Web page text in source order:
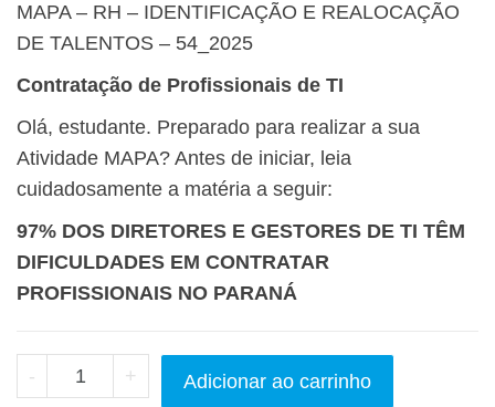
MAPA – RH – IDENTIFICAÇÃO E REALOCAÇÃO
DE TALENTOS – 54_2025
Contratação de Profissionais de TI
Olá, estudante. Preparado para realizar a sua
Atividade MAPA? Antes de iniciar, leia
cuidadosamente a matéria a seguir:
97% DOS DIRETORES E GESTORES DE TI TÊM
DIFICULDADES EM CONTRATAR
PROFISSIONAIS NO PARANÁ
- + Adicionar ao carrinho